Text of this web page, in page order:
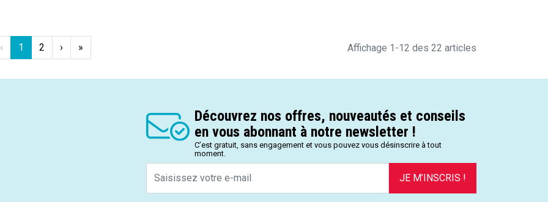
Affichage 1-12 des 22 articles
‹ 1 2 › »
Découvrez nos offres, nouveautés et conseils
en vous abonnant à notre newsletter !
C’est gratuit, sans engagement et vous pouvez vous désinscrire à tout
moment.
JE M’INSCRIS !